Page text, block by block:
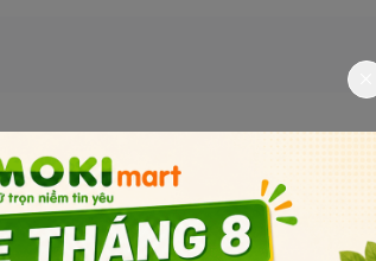
liên quan